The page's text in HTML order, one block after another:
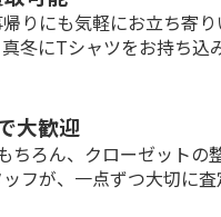
りにも気軽にお立ち寄
冬にTシャツをお持ち
大歓迎
ろん、クローゼットの
フが、一点ずつ大切に